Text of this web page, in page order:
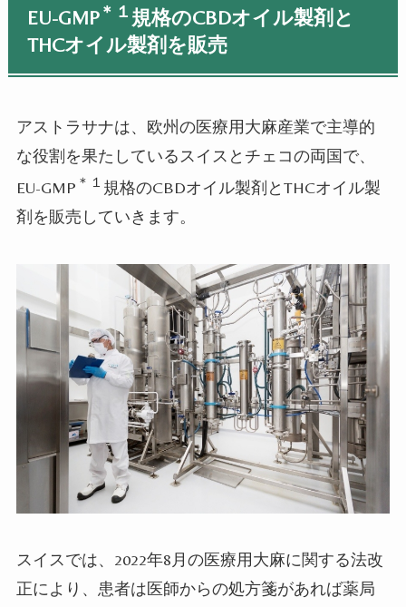
EU-GMP＊１ 規格のCBDオイル製剤と
THCオイル製剤を販売
アストラサナは、欧州の医療用大麻産業で主導的
な役割を果たしているスイスとチェコの両国で、
EU-GMP ＊１ 規格のCBDオイル製剤とTHCオイル製
剤を販売していきます。
スイスでは、 2022年8月の医療用大麻に関する法改
正により、患者は医師からの処方箋があれば薬局